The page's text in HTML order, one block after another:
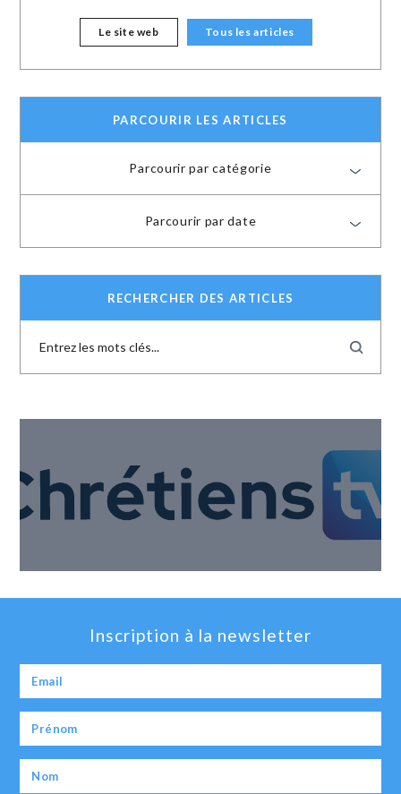
Le site web Tous les articles
PARCOURIR LES ARTICLES
Parcourir par catégorie
Parcourir par date
RECHERCHER DES ARTICLES
Inscription à la newsletter